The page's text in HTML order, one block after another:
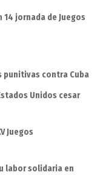
14 jornada de Juegos
punitivas contra Cuba
Unidos cesar
Juegos
labor solidaria en